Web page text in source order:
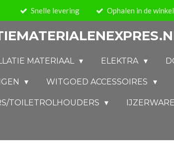
Snelle levering Ophalen in de winkel
MATERIAAL ELEKTRA
WITGOED ACCESSOIRES
TOILETROLHOUDERS